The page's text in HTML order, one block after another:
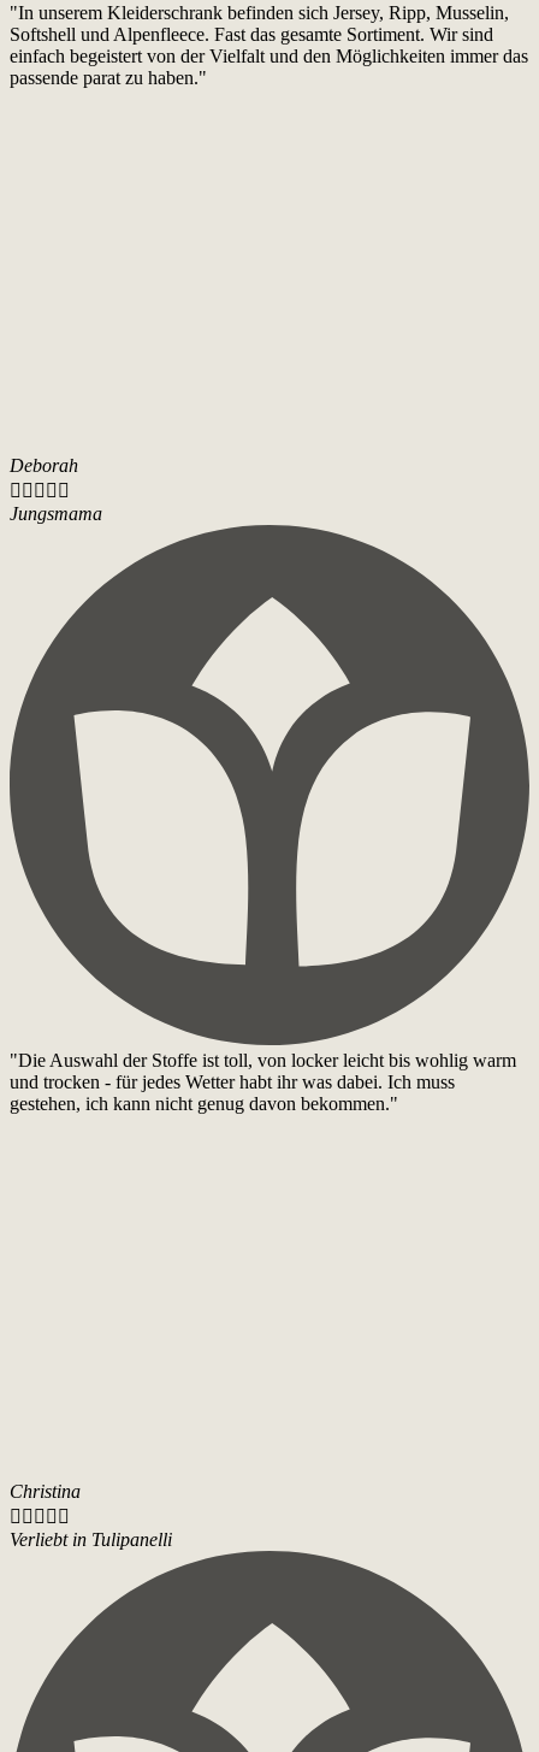
"In unserem Kleiderschrank befinden sich Jersey, Ripp, Musselin,
Softshell und Alpenfleece. Fast das gesamte Sortiment. Wir sind
einfach begeistert von der Vielfalt und den Möglichkeiten immer das
passende parat zu haben."
Deborah
    
Jungsmama
"Die Auswahl der Stoffe ist toll, von locker leicht bis wohlig warm
und trocken - für jedes Wetter habt ihr was dabei. Ich muss
gestehen, ich kann nicht genug davon bekommen."
Christina
    
Verliebt in Tulipanelli